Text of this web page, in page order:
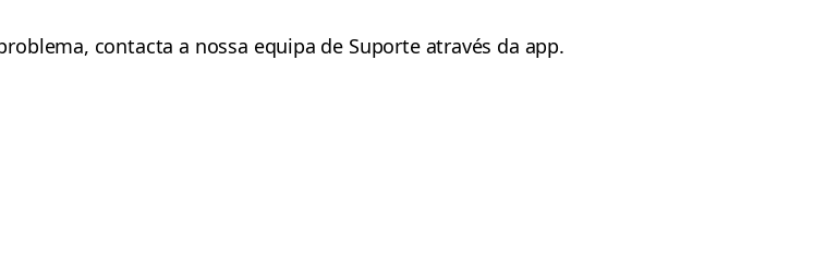
contacta a nossa equipa de Suporte através da app.